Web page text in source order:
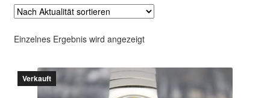
Archiv
Einzelnes Ergebnis wird angezeigt
Verkauft